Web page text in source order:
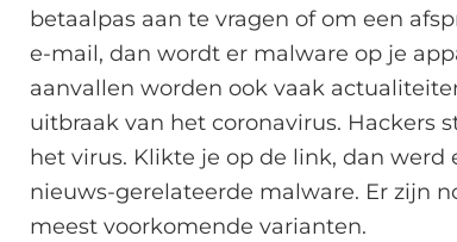
betaalpas aan te vragen of om een
e-mail, dan wordt er malware op je
aanvallen worden ook vaak
uitbraak van het coronavirus.
het virus. Klikte je op de link, dan
nieuws-gerelateerde malware. Er zijn
meest voorkomende varianten.